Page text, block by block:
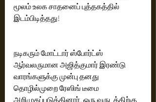
மூலம் உலக சாதனைப் புத்தகத்தில்
இடம்பிடித்தது!
நடிகரும் மோட்டார் ஸ்போர்ட்ஸ்
ஆர்வலருமான அஜித்குமார் இரண்டு
வாரங்களுக்கு முன்பு தனது
தொழில்முறை ரேஸிங் டீமை
அறிமுகப்படுத்தினார். ஒரு வருடத்திற்கு